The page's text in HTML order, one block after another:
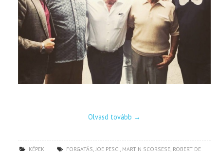
Olvasd tovább →
KÉPEK FORGATÁS JOE PESCI MARTIN SCORSESE ROBERT DE